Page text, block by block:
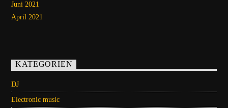
Juni 2021
April 2021
KATEGORIEN
DJ
Electronic music